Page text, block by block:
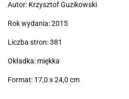
Autor: Krzysztof Guzikowski
Rok wydania: 2015
Liczba stron: 381
Okładka: miękka
Format: 17,0 x 24,0 cm